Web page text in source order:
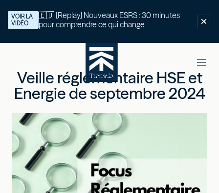
🇪🇺 [Replay] Nouveaux ESRS : 30 minutes
pour comprendre ce qui change
VOIR LA
VIDÉO
Veille réglementaire HSE et
Energie de septembre 2024